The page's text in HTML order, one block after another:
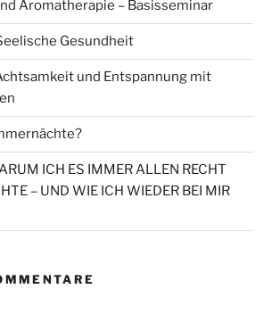
Aromatherapie – Basisseminar
Gesundheit
und Entspannung mit
ICH ES IMMER ALLEN RECHT
– UND WIE ICH WIEDER BEI MIR